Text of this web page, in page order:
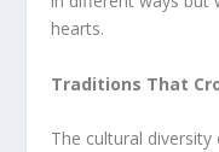
hearts.
Traditions That
The cultural